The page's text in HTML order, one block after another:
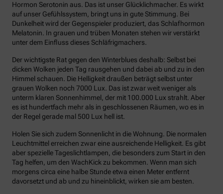
Hormon Serotonin aus. Das ist unser Glücklichmacher. Es wirkt
auf unser Gefühlssystem, bringt uns in gute Stimmung. Bei
Dunkelheit wird der Gegenspieler produziert, das Schlafhormon
Melatonin. In grauen und trüben Monaten stehen wir verstärkt
unter dem Einfluss dieses Schläfrigmachers.
Der wichtigste Rat gegen den Winterblues deshalb: Selbst bei
dicken Wolken jeden Tag rausgehen und dabei ab und zu in den
Himmel schauen. Die Helligkeit draußen beträgt selbst unter
grauen Wolken noch 7000 Lux. Das ist zwar weit weniger als
unterm klaren Sonnenhimmel, der mit 100.000 Lux strahlt. Aber
es ist hundertfach mehr als in geschlossenen Räumen, wo es in
der Regel gerade mal 500 Lux hell ist.
Holen Sie sich zudem Sonnenlicht in die Wohnung. Die normalen
Leuchtmittel erreichen zwar eine ausreichende Helligkeit. Es gibt
aber spezielle Tageslichtlampen, die besonders zum Start in den
Tag helfen, um den WachKick zu bekommen. Wenn man sich
morgens circa eine halbe Stunde etwa einen Meter entfernt
davorsetzt und ab und zu hineinblickt, wirken sie am besten.